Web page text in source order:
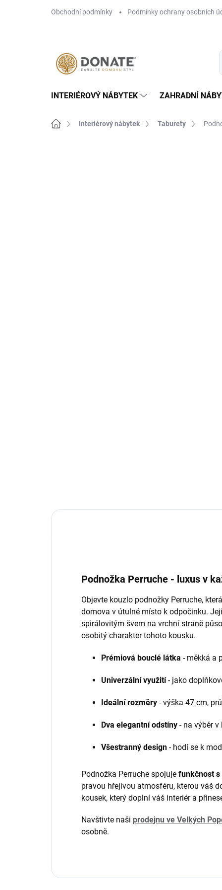
Obchodní podmínky Podmínky ochrany osobních
INTERIÉROVÝ NÁBYTEK ZAHRADNÍ
Domů Interiérový nábytek Taburety
Podnožka Perruche - luxus v
Objevte kouzlo podnožky Perruche,
domova v útulné místo k odpočinku.
spirálovitým švem na vrchní straně
osobitý charakter tohoto kousku.
Prémiová bouclé látka - měkká a
Univerzální využití- jako
Ideální rozměry - výška 47 cm,
Dva elegantní odstíny - na výběr v
Všestranný design - hodí se k
Podnožka Perruche spojuje funkčnost
pravou hřejivou atmosféru, kterou váš
kousek, který doplní váš interiér a
Navštivte naši prodejnu ve Velkých
osobně.